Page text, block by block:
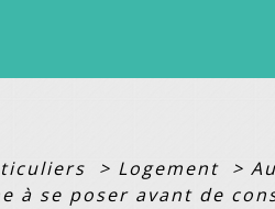
> Logement >
à se poser avant de